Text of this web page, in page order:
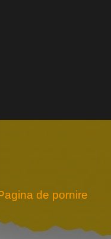
de pornire